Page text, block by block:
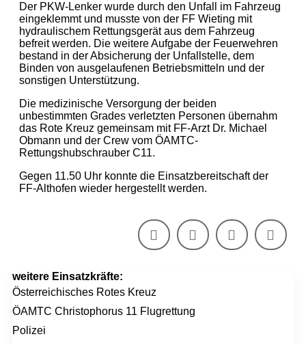
Der PKW-Lenker wurde durch den Unfall im Fahrzeug
eingeklemmt und musste von der FF Wieting mit
hydraulischem Rettungsgerät aus dem Fahrzeug
befreit werden. Die weitere Aufgabe der Feuerwehren
bestand in der Absicherung der Unfallstelle, dem
Binden von ausgelaufenen Betriebsmitteln und der
sonstigen Unterstützung.
Die medizinische Versorgung der beiden
unbestimmten Grades verletzten Personen übernahm
das Rote Kreuz gemeinsam mit FF-Arzt Dr. Michael
Obmann und der Crew vom ÖAMTC-
Rettungshubschrauber C11.
Gegen 11.50 Uhr konnte die Einsatzbereitschaft der
FF-Althofen wieder hergestellt werden.
weitere Einsatzkräfte:
Österreichisches Rotes Kreuz
ÖAMTC Christophorus 11 Flugrettung
Polizei